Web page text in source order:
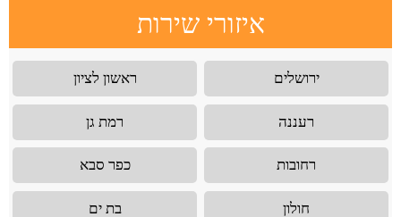
איזורי שירות
ירושלים ראשון לציון
רעננה רמת גן
רחובות כפר סבא
חולון בת ים